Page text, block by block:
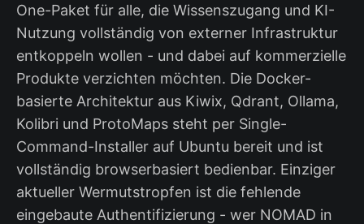
One-Paket für alle, die Wissenszugang und KI-
Nutzung vollständig von externer Infrastruktur
entkoppeln wollen - und dabei auf kommerzielle
Produkte verzichten möchten. Die Docker-
basierte Architektur aus Kiwix, Qdrant, Ollama,
Kolibri und ProtoMaps steht per Single-
Command-Installer auf Ubuntu bereit und ist
vollständig browserbasiert bedienbar. Einziger
aktueller Wermutstropfen ist die fehlende
eingebaute Authentifizierung - wer NOMAD in